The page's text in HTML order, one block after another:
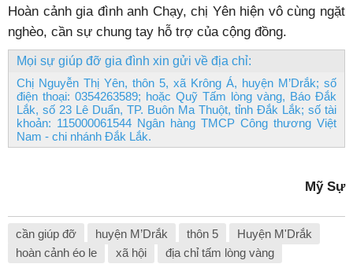
Hoàn cảnh gia đình anh Chạy, chị Yên hiện vô cùng ngặt
nghèo, cần sự chung tay hỗ trợ của cộng đồng.
Mọi sự giúp đỡ gia đình xin gửi về địa chỉ:
Chị Nguyễn Thị Yên, thôn 5, xã Krông Á, huyện M’Drắk; số
điện thoại: 0354263589; hoặc Quỹ Tấm lòng vàng, Báo Đắk
Lắk, số 23 Lê Duẩn, TP. Buôn Ma Thuột, tỉnh Đắk Lắk; số tài
khoản: 115000061544 Ngân hàng TMCP Công thương Việt
Nam - chi nhánh Đắk Lắk.
Mỹ Sự
cần giúp đỡ huyện M’Drắk thôn 5
Huyện M'Drắk
hoàn cảnh éo le
xã hội địa chỉ tấm lòng vàng